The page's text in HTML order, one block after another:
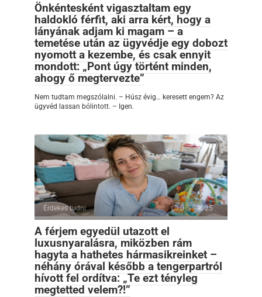
Önkéntesként vigasztaltam egy
haldokló férfit, aki arra kért, hogy a
lányának adjam ki magam – a
temetése után az ügyvédje egy dobozt
nyomott a kezembe, és csak ennyit
mondott: „Pont úgy történt minden,
ahogy ő megtervezte”
Nem tudtam megszólalni. – Húsz évig… keresett engem? Az
ügyvéd lassan bólintott. – Igen.
Érdekes tudni 0 25
A férjem egyedül utazott el
luxusnyaralásra, miközben rám
hagyta a hathetes hármasikreinket –
néhány órával később a tengerpartról
hívott fel ordítva: „Te ezt tényleg
megtetted velem?!”